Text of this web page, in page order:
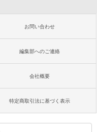
典: 思い通りの絵を引き
ソフトウェアのパーフ
、色調調節ライト、12
ー、広告なし、ブラッ
Colorsoft | 16GBストレ
ンチカラーディスプレ
ト、最大8週間持続バッ
、ブラック (2025年発
お問い合わせ
編集部へのご連絡
会社概要
特定商取引法に基づく表示